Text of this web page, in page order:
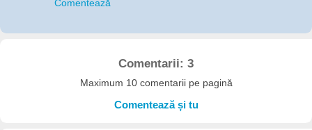
Comentează
Comentarii: 3
Maximum 10 comentarii pe pagină
Comentează și tu